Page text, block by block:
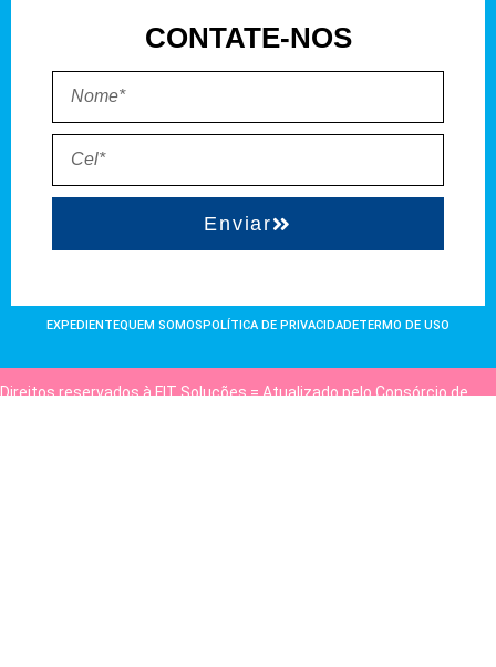
CONTATE-NOS
Enviar
EXPEDIENTEQUEM SOMOSPOLÍTICA DE PRIVACIDADETERMO DE USO
Direitos reservados à FIT Soluções = Atualizado pelo Consórcio de